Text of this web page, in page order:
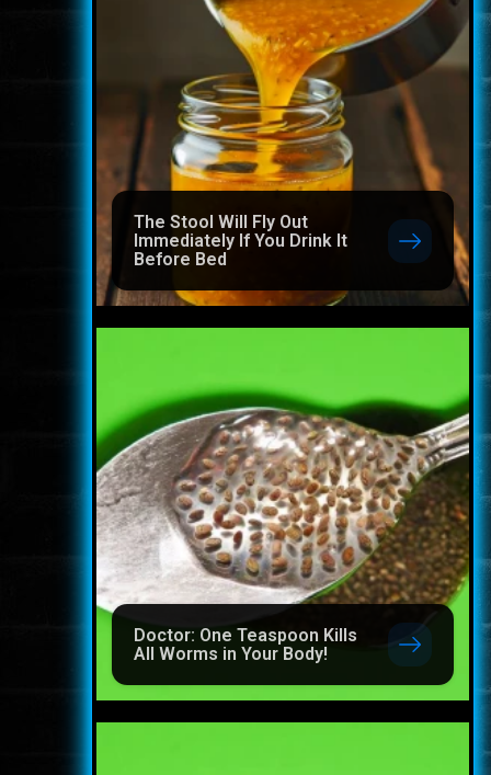
The Stool Will Fly Out
Immediately If You Drink It
Before Bed
Doctor: One Teaspoon Kills
All Worms in Your Body!